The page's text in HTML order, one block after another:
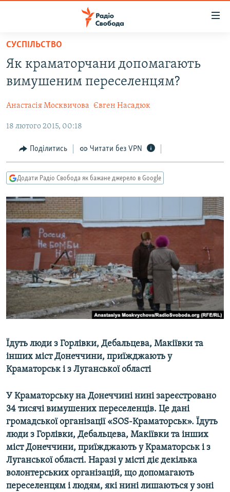
Перейти
основного
матеріалу
Перейти
до
навігації
Перейти
пошуку
ВСЕ ЗА ДОБУ
СТАТТІ
ПОЛІТИКА
ЕКОНОМІКА
СУСПІЛЬСТВО
СПОРТ
УКРАЇНА
СВІТ
ВІЙНА
РОСІЙСЬКА «ФІЛЬТРАЦІЯ»
ДОНБАС.РЕАЛІЇ
КРИМ.РЕАЛІЇ
ТИ ЯК?
СХЕМИ
КИТАЙ.ВИКЛИКИ
МУЛЬТИМЕДІА
СПЕЦПРОЄКТИ
ПОДКАСТИ
УКР
КТАТ
ДОЛУЧАЙСЯ!
Усі сайти RFE/RL
СУСПІЛЬСТВО
Як краматорчани допомагають
вимушеним переселенцям?
Анастасія Москвичова Євген Насадюк
18 лютого 2015, 00:18
Поділитись Читати без VPN
Додати Радіо Свобода як бажане джерело в Google
Їдуть люди з Горлівки, Дебальцева, Макіївки та
інших міст Донеччини, приїжджають у
Краматорськ і з Луганської області
У Краматорську на Донеччині нині зареєстровано
34 тисячі вимушених переселенців. Це дані
громадської організації «SOS-Краматорськ». Їдуть
люди з Горлівки, Дебальцева, Макіївки та інших
міст Донеччини, приїжджають у Краматорськ і з
Луганської області. Наразі у місті діє декілька
волонтерських організацій, що допомагають
переселенцям і людям, які нині лишаються у зоні